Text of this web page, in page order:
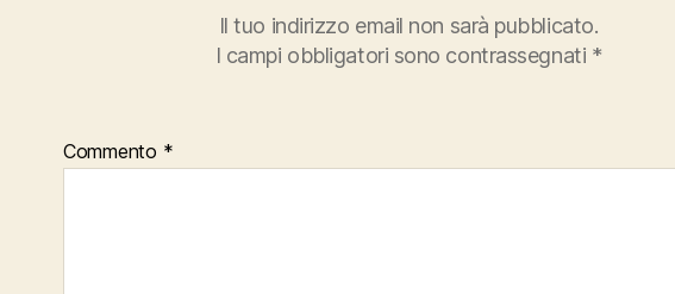
Il tuo indirizzo email non sarà pubblicato.
I campi obbligatori sono contrassegnati *
Commento *